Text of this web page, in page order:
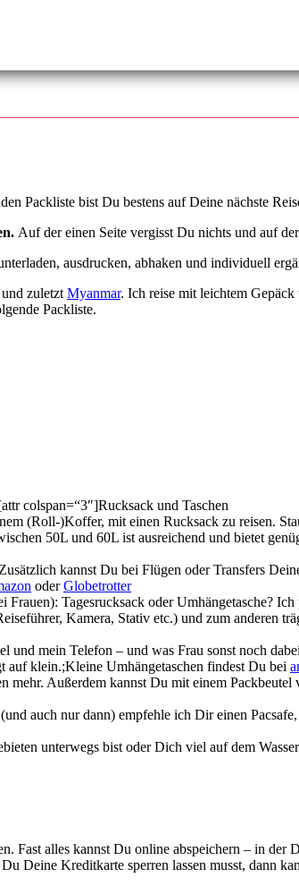
Packliste bist Du bestens auf Deine nächste
Auf der einen Seite vergisst Du nichts und auf
ausdrucken, abhaken und individuell
und zuletzt Myanmar. Ich reise mit leichtem
Packliste.
colspan=“3″]Rucksack und Taschen
(Roll-)Koffer, mit einen Rucksack zu reisen.
50L und 60L ist ausreichend und bietet
kannst Du bei Flügen oder Transfers
oderGlobetrotter
Frauen): Tagesrucksack oder Umhängetasche?
Kamera, Stativ etc.) und zum anderen
und mein Telefon – und was Frau sonst noch
auf klein.;Kleine Umhängetaschen findest Du bei
Außerdem kannst Du mit einem
auch nur dann) empfehle ich Dir einen
unterwegs bist oder Dich viel auf dem
Fast alles kannst Du online abspeichern – in
Deine Kreditkarte sperren lassen musst, dann